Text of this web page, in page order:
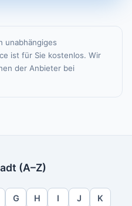
unabhängiges
ist für Sie kostenlos. Wir
der Anbieter bei
(A–Z)
G H I J K